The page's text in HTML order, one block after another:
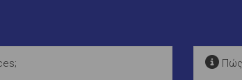
Πώς